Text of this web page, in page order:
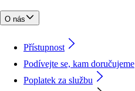
O nás
Přístupnost
Podívejte se, kam doručujeme
Poplatek za službu